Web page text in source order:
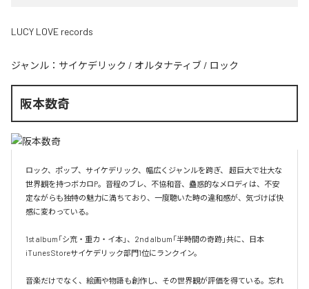
LUCY LOVE records
ジャンル： サイケデリック / オルタナティブ / ロック
阪本数奇
ロック、ポップ、サイケデリック、幅広くジャンルを跨ぎ、 超巨大で壮大な
世界観を持つボカロP。音程のブレ、不協和音、蠱惑的なメロディは、不安
定ながらも独特の魅力に満ちており、一度聴いた時の違和感が、気づけば快
感に変わっている。
1st album「シ㐬・重カ・イ本」、2nd album「半時間の奇跡」共に、日本
iTunes Storeサイケデリック部門1位にランクイン。
音楽だけでなく、絵画や物語も創作し、その世界観が評価を得ている。忘れ